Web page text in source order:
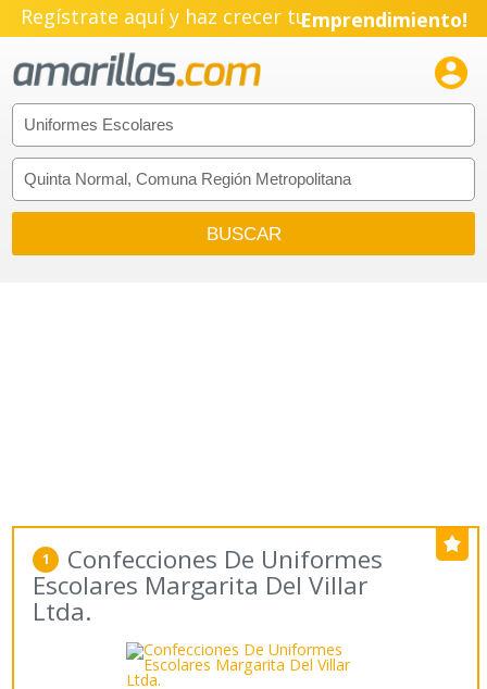
Regístrate aquí y haz crecer tuEmprendimiento!

1 Confecciones De Uniformes
Escolares Margarita Del Villar
Ltda.